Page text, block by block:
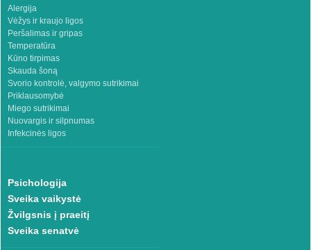
Alergija
Vėžys ir kraujo ligos
Peršalimas ir gripas
Temperatūra
Kūno tirpimas
Skauda šoną
Svorio kontrolė, valgymo sutrikimai
Priklausomybė
Miego sutrikimai
Nuovargis ir silpnumas
Infekcinės ligos
Psichologija
Sveika vaikystė
Žvilgsnis į praeitį
Sveika senatvė